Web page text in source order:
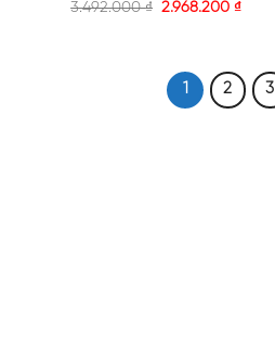
3.492.000₫ 2.968.200₫
1 2 3